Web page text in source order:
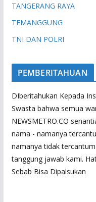
TANGERANG RAYA
TEMANGGUNG
TNI DAN POLRI
PEMBERITAHUAN
DIberitahukan Kepada
Swasta bahwa semua
NEWSMETRO.CO
nama - namanya
namanya tidak
tanggung jawab kami.
Sebab Bisa Dipalsukan